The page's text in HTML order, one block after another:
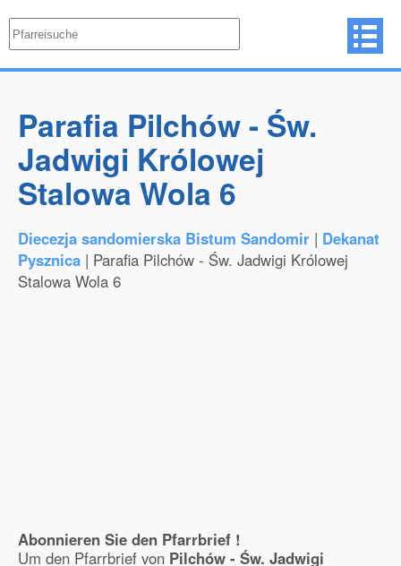
Parafia Pilchów - Św.
Jadwigi Królowej
Stalowa Wola 6
Diecezja sandomierska Bistum Sandomir | Dekanat
Pysznica | Parafia Pilchów - Św. Jadwigi Królowej
Stalowa Wola 6
Abonnieren Sie den Pfarrbrief !
Um den Pfarrbrief von Pilchów - Św. Jadwigi